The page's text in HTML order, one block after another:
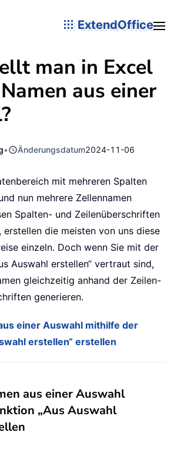
ExtendOffice
man in Excel
aus einer
• Änderungsdatum2024-11-06
mit mehreren Spalten
nun mehrere Zellennamen
Spalten- und Zeilenüberschriften
die meisten von uns diese
einzeln. Doch wenn Sie mit der
Auswahl erstellen“ vertraut sind,
gleichzeitig anhand der Zeilen-
generieren.
einer Auswahl mithilfe der
erstellen“ erstellen
aus einer Auswahl
„Aus Auswahl